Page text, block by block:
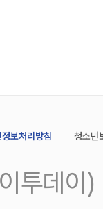
보처리방침 청소년
투데